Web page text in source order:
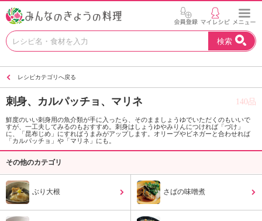
お
い
ピ
を
見
け
。
検索
レシピカテゴリへ戻る
刺身、カルパッチョ、マリネ 140品
鮮度のいい刺身用の魚介類が手に入ったら、そのまましょうゆでいただくのもいいで
すが、一工夫してみるのもおすすめ。刺身はしょうゆやみりんにつければ「づけ」
に、「昆布じめ」にすればうまみがアップします。オリーブやビネガーと合わせれば
「カルパッチョ」や「マリネ」にも。
その他のカテゴリ
ぶり大根 さばの味噌煮